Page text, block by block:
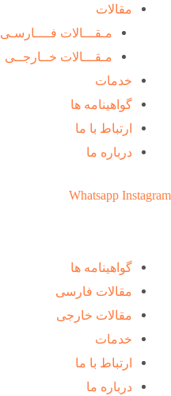
مقالات
مـقـــالات فــــارسـی
مـقـــالات خــارجــی
خدمات
گواهینامه ها
ارتباط با ما
درباره ما
Whatsapp Instagram
گواهینامه ها
مقالات فارسی
مقالات خارجی
خدمات
ارتباط با ما
درباره ما